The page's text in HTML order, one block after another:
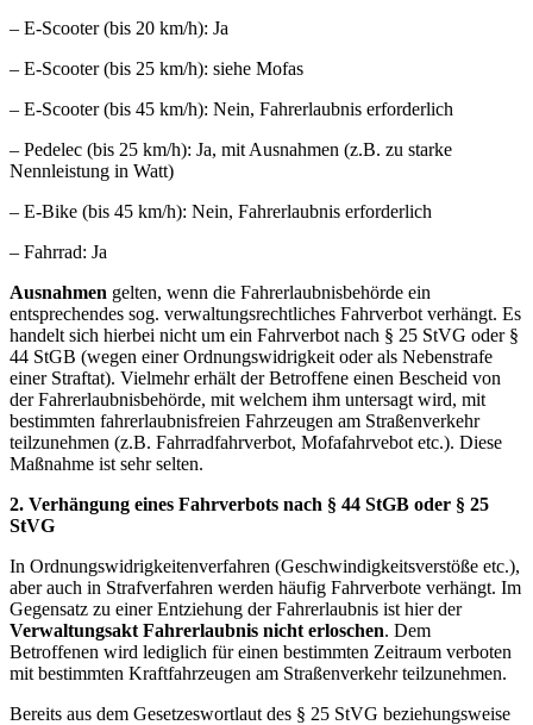
– E-Scooter (bis 20 km/h): Ja
– E-Scooter (bis 25 km/h): siehe Mofas
– E-Scooter (bis 45 km/h): Nein, Fahrerlaubnis erforderlich
– Pedelec (bis 25 km/h): Ja, mit Ausnahmen (z.B. zu starke
Nennleistung in Watt)
– E-Bike (bis 45 km/h): Nein, Fahrerlaubnis erforderlich
– Fahrrad: Ja
Ausnahmen gelten, wenn die Fahrerlaubnisbehörde ein
entsprechendes sog. verwaltungsrechtliches Fahrverbot verhängt. Es
handelt sich hierbei nicht um ein Fahrverbot nach § 25 StVG oder §
44 StGB (wegen einer Ordnungswidrigkeit oder als Nebenstrafe
einer Straftat). Vielmehr erhält der Betroffene einen Bescheid von
der Fahrerlaubnisbehörde, mit welchem ihm untersagt wird, mit
bestimmten fahrerlaubnisfreien Fahrzeugen am Straßenverkehr
teilzunehmen (z.B. Fahrradfahrverbot, Mofafahrvebot etc.). Diese
Maßnahme ist sehr selten.
2. Verhängung eines Fahrverbots nach § 44 StGB oder § 25
StVG
In Ordnungswidrigkeitenverfahren (Geschwindigkeitsverstöße etc.),
aber auch in Strafverfahren werden häufig Fahrverbote verhängt. Im
Gegensatz zu einer Entziehung der Fahrerlaubnis ist hier der
Verwaltungsakt Fahrerlaubnis nicht erloschen. Dem
Betroffenen wird lediglich für einen bestimmten Zeitraum verboten
mit bestimmten Kraftfahrzeugen am Straßenverkehr teilzunehmen.
Bereits aus dem Gesetzeswortlaut des § 25 StVG beziehungsweise